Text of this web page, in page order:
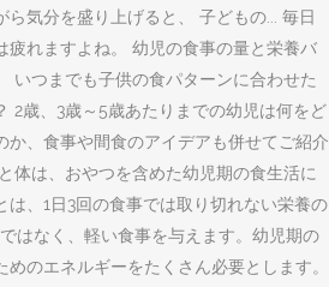
気分を盛り上げると、 子どもの... 毎日
疲れますよね。 幼児の食事の量と栄養バ
いつまでも子供の食パターンに合わせた
2歳、3歳～5歳あたりまでの幼児は何をど
か、食事や間食のアイデアも併せてご紹介
体は、おやつを含めた幼児期の食生活に
は、1日3回の食事では取り切れない栄養の
はなく、軽い食事を与えます。幼児期の
のエネルギーをたくさん必要とします。